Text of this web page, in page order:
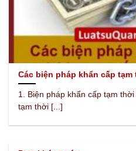
Các biện pháp khẩn cấp
1. Biện pháp khẩn cấp tạm
tạm thời [...]